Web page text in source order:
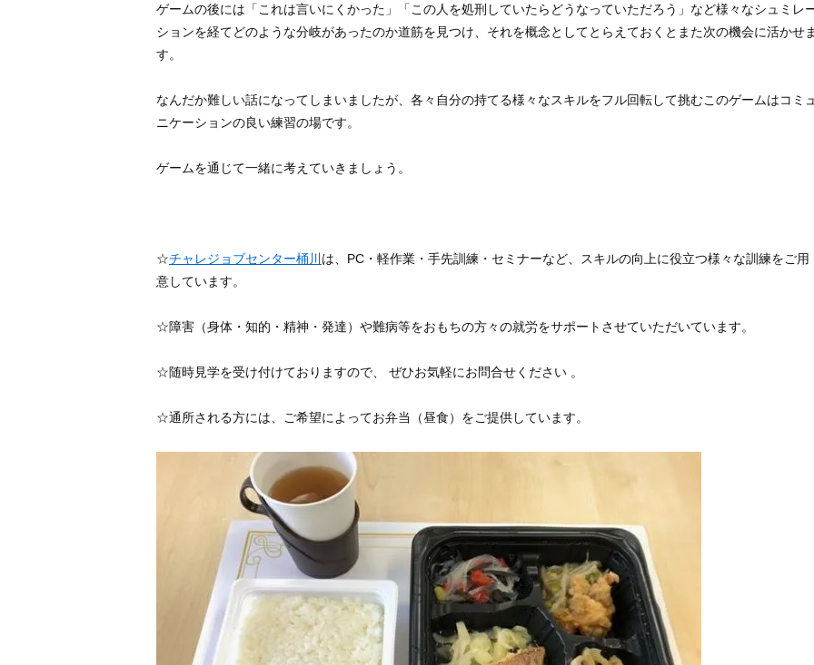
ゲームの後には「これは言いにくかった」「この人を処刑していたらどうなっていただろう」など様々なシュミレ
ションを経てどのような分岐があったのか道筋を見つけ、それを概念としてとらえておくとまた次の機会に活かせま
す。
なんだか難しい話になってしまいましたが、各々自分の持てる様々なスキルをフル回転して挑むこのゲームはコミュ
ニケーションの良い練習の場です。
ゲームを通じて一緒に考えていきましょう。
☆チャレジョブセンター桶川は、PC・軽作業・手先訓練・セミナーなど、スキルの向上に役立つ様々な訓練をご用
意しています。
☆障害（身体・知的・精神・発達）や難病等をおもちの方々の就労をサポートさせていただいています。
☆随時見学を受け付けておりますので、 ぜひお気軽にお問合せください 。
☆通所される方には、ご希望によってお弁当（昼食）をご提供しています。